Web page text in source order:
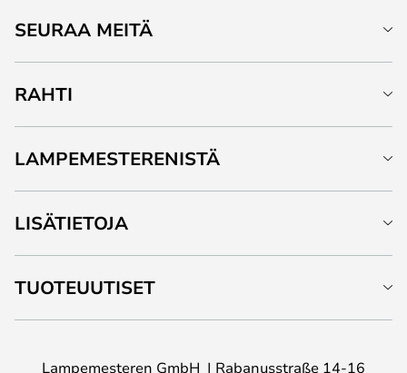
SEURAA MEITÄ
RAHTI
LAMPEMESTERENISTÄ
LISÄTIETOJA
TUOTEUUTISET
Lampemesteren GmbH Rabanusstraße 14-16